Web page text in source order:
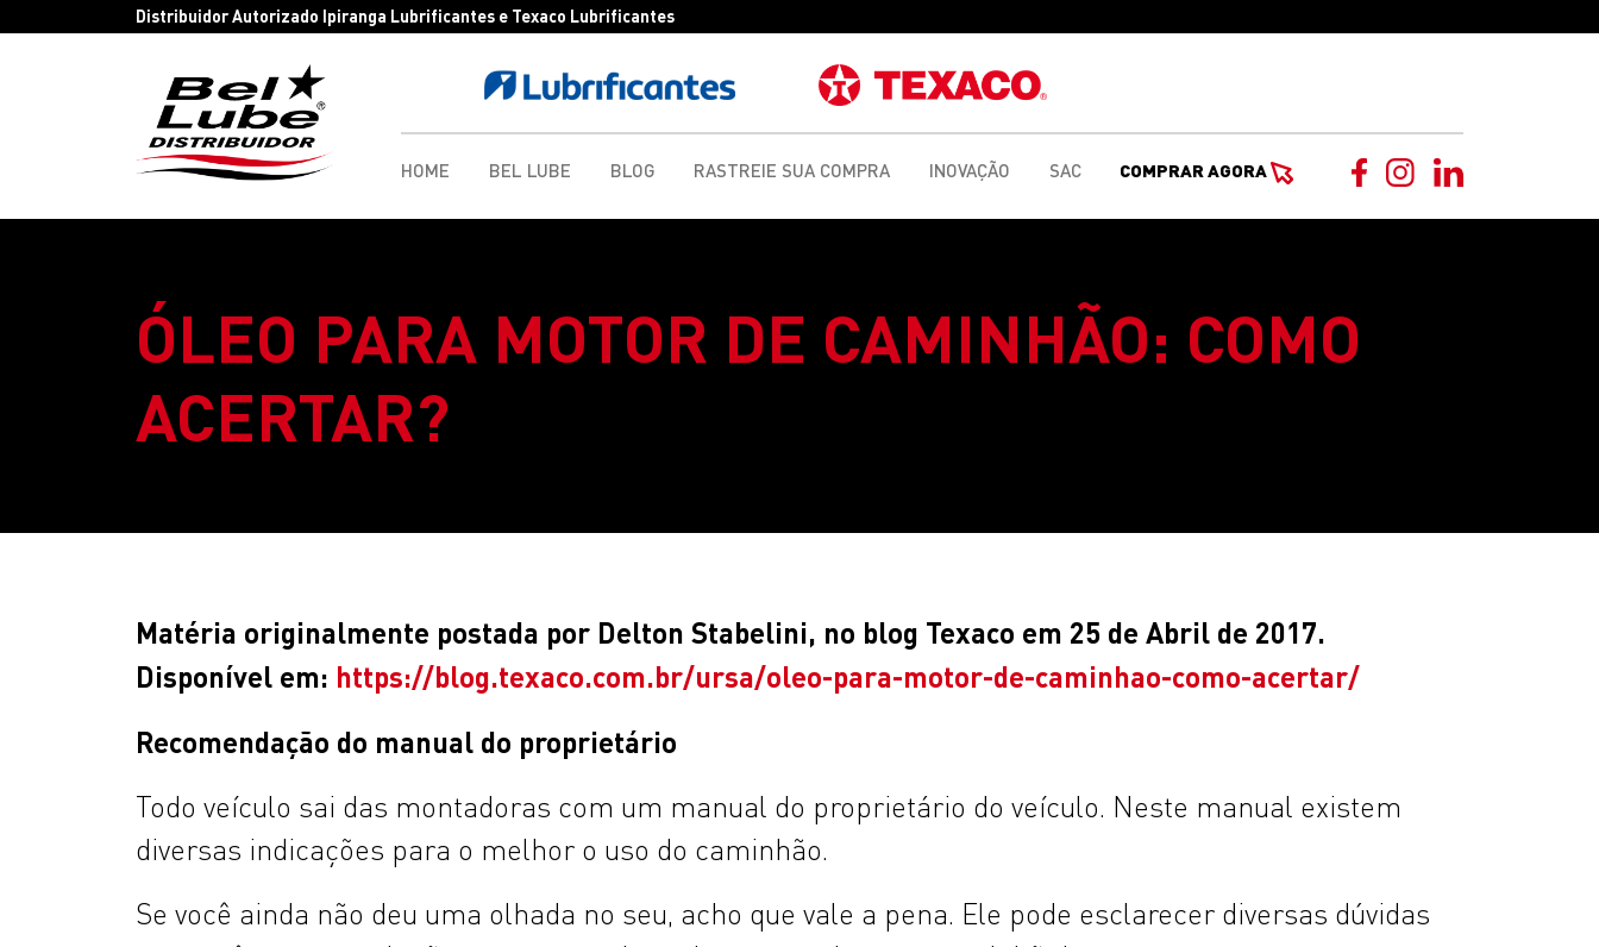
Distribuidor Autorizado Ipiranga Lubrificantes e Texaco Lubrificantes
HOME BEL LUBE BLOG RASTREIE SUA COMPRA INOVAÇÃO SAC COMPRAR AGORA
ÓLEO PARA MOTOR DE CAMINHÃO: COMO
ACERTAR?
Matéria originalmente postada por Delton Stabelini, no blog Texaco em 25 de Abril de 2017.
Disponível em: https://blog.texaco.com.br/ursa/oleo-para-motor-de-caminhao-como-acertar/
Recomendação do manual do proprietário
Todo veículo sai das montadoras com um manual do proprietário do veículo. Neste manual existem
diversas indicações para o melhor o uso do caminhão.
Se você ainda não deu uma olhada no seu, acho que vale a pena. Ele pode esclarecer diversas dúvidas